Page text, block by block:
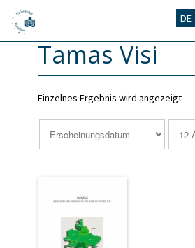
DE
Tamas Visi
Einzelnes Ergebnis wird angezeigt